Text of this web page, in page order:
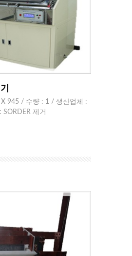
945 / 수량 : 1 / 생산업체 :
제거